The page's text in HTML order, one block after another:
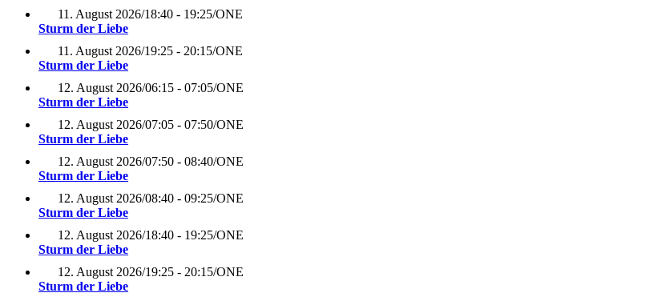
11. August 2026/18:40 - 19:25/ONE
Sturm der Liebe
11. August 2026/19:25 - 20:15/ONE
Sturm der Liebe
12. August 2026/06:15 - 07:05/ONE
Sturm der Liebe
12. August 2026/07:05 - 07:50/ONE
Sturm der Liebe
12. August 2026/07:50 - 08:40/ONE
Sturm der Liebe
12. August 2026/08:40 - 09:25/ONE
Sturm der Liebe
12. August 2026/18:40 - 19:25/ONE
Sturm der Liebe
12. August 2026/19:25 - 20:15/ONE
Sturm der Liebe